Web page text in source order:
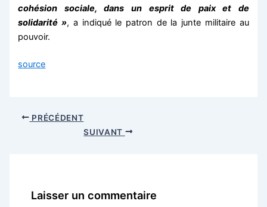
cohésion sociale, dans un esprit de paix et de
solidarité », a indiqué le patron de la junte militaire au
pouvoir.
source
PRÉCÉDENT
SUIVANT
Laisser un commentaire